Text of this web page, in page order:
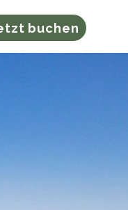
buchen